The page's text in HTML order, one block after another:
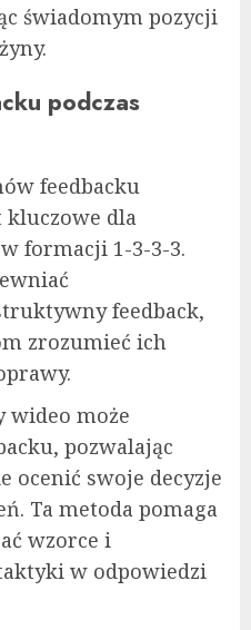
świadomym pozycji
podczas
feedbacku
kluczowe dla
formacji 1-3-3-3.
feedback,
zrozumieć ich
wideo może
pozwalając
ocenić swoje decyzje
Ta metoda pomaga
wzorce i
w odpowiedzi